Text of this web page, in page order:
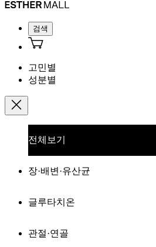
검색
고민별
성분별
전체보기
장·배변·유산균
글루타치온
관절·연골